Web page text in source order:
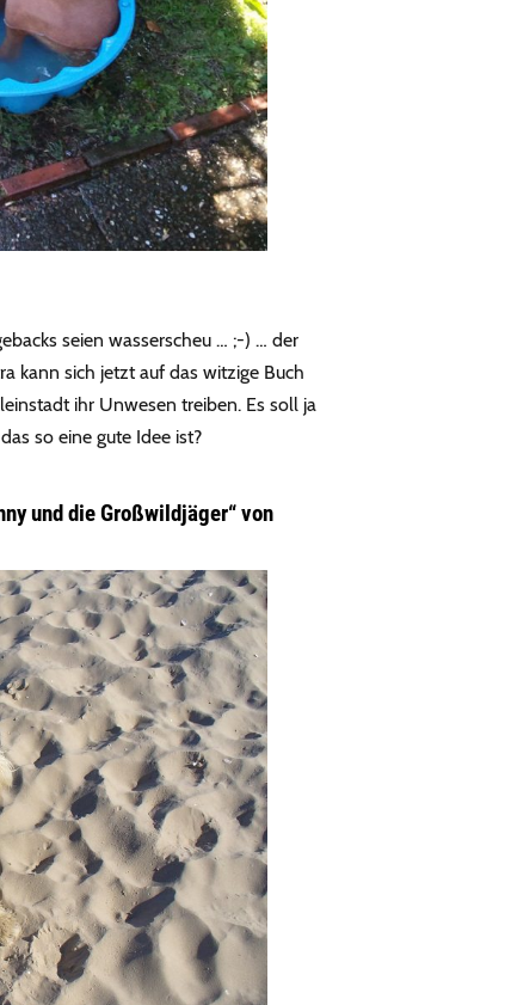
seien wasserscheu … ;-) … der
kann sich jetzt auf das witzige Buch
ihr Unwesen treiben. Es soll ja
so eine gute Idee ist?
und die Großwildjäger“ von